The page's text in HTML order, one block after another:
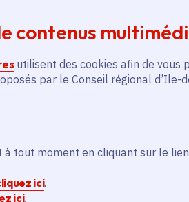
contenus
utilisent des cookies afin de vous
par le Conseil régional d’Ile-
tout moment en cliquant sur le
ici.
ici.
des pêcheurs Bozo du
des garçons d’une classe
de personnes masquées
des animaux
rêve et réalité, relie le
Robert / Courtesy MCM
à 19h